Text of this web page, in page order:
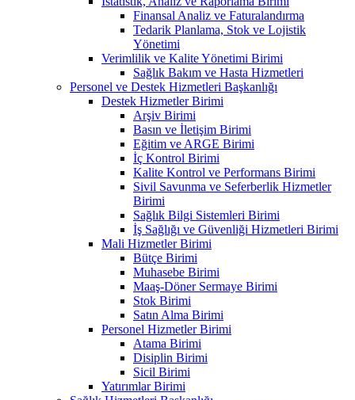
Finansal Analiz ve Faturalandırma
Tedarik Planlama, Stok ve Lojistik
Yönetimi
Verimlilik ve Kalite Yönetimi Birimi
Sağlık Bakım ve Hasta Hizmetleri
Personel ve Destek Hizmetleri Başkanlığı
Destek Hizmetler Birimi
Arşiv Birimi
Basın ve İletişim Birimi
Eğitim ve ARGE Birimi
İç Kontrol Birimi
Kalite Kontrol ve Performans Birimi
Sivil Savunma ve Seferberlik Hizmetler
Birimi
Sağlık Bilgi Sistemleri Birimi
İş Sağlığı ve Güvenliği Hizmetleri Birimi
Mali Hizmetler Birimi
Bütçe Birimi
Muhasebe Birimi
Maaş-Döner Sermaye Birimi
Stok Birimi
Satın Alma Birimi
Personel Hizmetler Birimi
Atama Birimi
Disiplin Birimi
Sicil Birimi
Yatırımlar Birimi